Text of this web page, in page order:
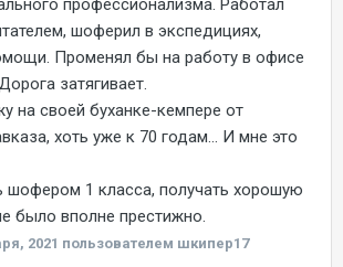
профессионализма. Работал
шоферил в экспедициях,
Променял бы на работу в офисе
затягивает.
на своей буханке-кемпере от
хоть уже к 70 годам... И мне это
шофером 1 класса, получать хорошую
было вполне престижно.
2021 пользователем шкипер17